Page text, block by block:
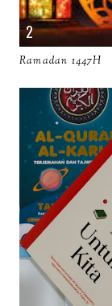
Ramadan 1447H